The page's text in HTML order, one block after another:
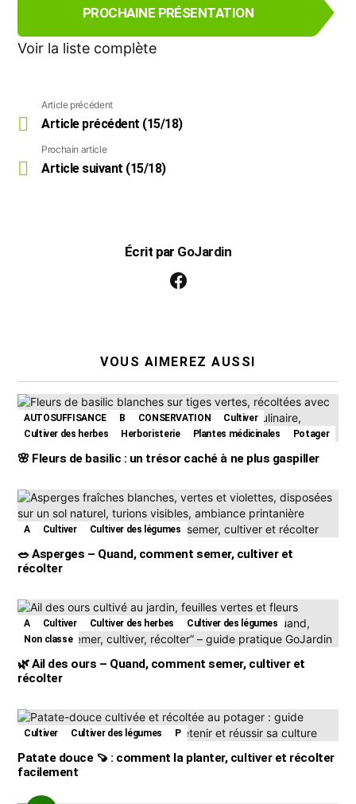
n
t
a
v
g
PROCHAINE PRÉSENTATION
Voir la liste complète
plus
Article précédent
Article précédent (15/18)
Prochain article
Article suivant (15/18)
Écrit par GoJardin
VOUS AIMEREZ AUSSI
AUTOSUFFISANCE B CONSERVATION
Cultiver
Cultiver des herbes
Herboristerie Plantes médicinales Potager
🌸 Fleurs de basilic : un trésor caché à ne plus gaspiller
A Cultiver Cultiver des légumes
🥗 Asperges – Quand, comment semer, cultiver et
récolter
A Cultiver Cultiver des herbes
Cultiver des légumes
Non classe
🌿 Ail des ours – Quand, comment semer, cultiver et
récolter
Cultiver Cultiver des légumes P
Patate douce 🍠 : comment la planter, cultiver et récolter
facilement